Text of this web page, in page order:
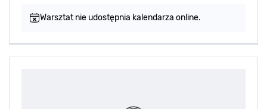
Warsztat nie udostępnia kalendarza online.